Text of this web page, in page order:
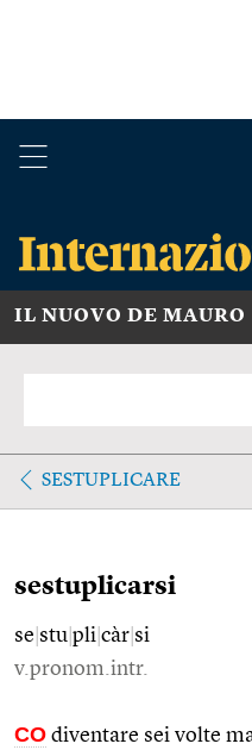
IL NUOVO DE MAURO
SESTUPLICARE
sestuplicarsi
se stu pli càr si
v.pronom.intr.
CO diventare sei volte